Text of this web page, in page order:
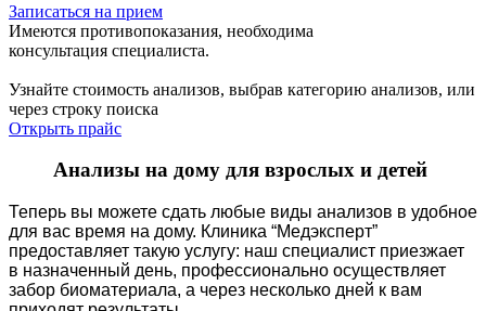
Записаться на прием
Имеются противопоказания, необходима
консультация специалиста.
Узнайте стоимость анализов, выбрав категорию анализов, или
через строку поиска
Открыть прайс
Анализы на дому для взрослых и детей
Теперь вы можете сдать любые виды анализов в удобное
для вас время на дому. Клиника “Медэксперт”
предоставляет такую услугу: наш специалист приезжает
в назначенный день, профессионально осуществляет
забор биоматериала, а через несколько дней к вам